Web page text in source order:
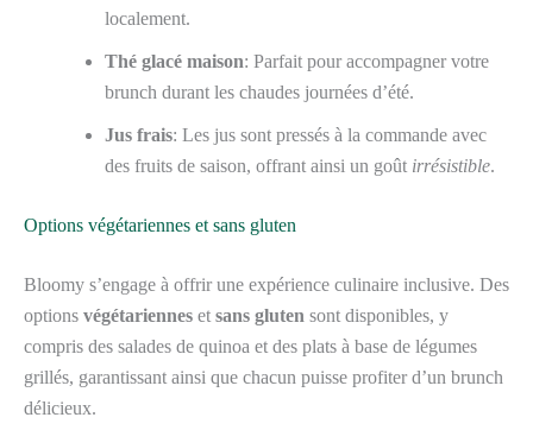
localement.
Thé glacé maison: Parfait pour accompagner votre
brunch durant les chaudes journées d’été.
Jus frais: Les jus sont pressés à la commande avec
des fruits de saison, offrant ainsi un goût irrésistible.
Options végétariennes et sans gluten
Bloomy s’engage à offrir une expérience culinaire inclusive. Des
options végétariennes et sans gluten sont disponibles, y
compris des salades de quinoa et des plats à base de légumes
grillés, garantissant ainsi que chacun puisse profiter d’un brunch
délicieux.